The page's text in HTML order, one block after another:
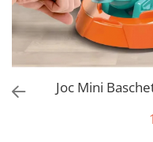
Puzzle
Tablite, Litere si Cifre
Jucarii exterior
Joc Mini